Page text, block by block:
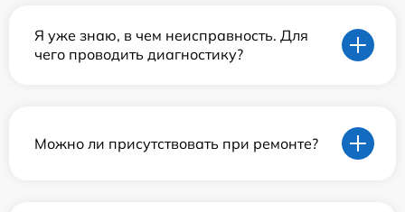
Я уже знаю, в чем неисправность. Для
чего проводить диагностику?
Можно ли присутствовать при ремонте?